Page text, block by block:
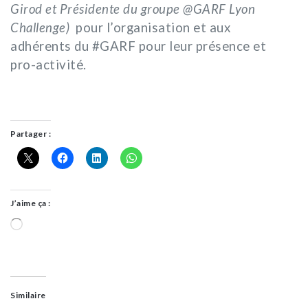
Girod et Présidente du groupe @GARF Lyon
Challenge) pour l’organisation et aux
adhérents du #GARF pour leur présence et
pro-activité.
Partager :
J’aime ça :
Chargement…
Similaire